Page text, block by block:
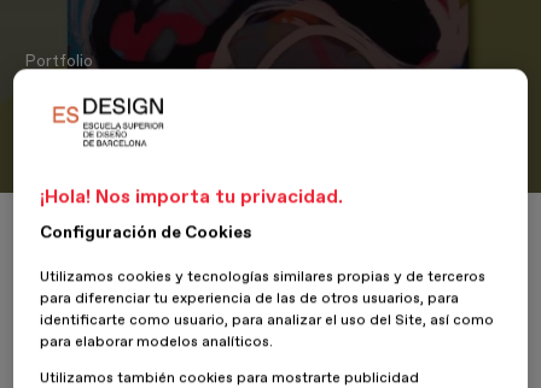
Portfolio
ARTURO ¡El arte ha muerto, viva
el arte!
Inicio ESDESIGNERS ARTURO ¡El arte ha muerto, viva el arte!
14 Marzo 2018Laura Bustamante
¡Hola! Nos importa tu privacidad.
Configuración de Cookies
Utilizamos cookies y tecnologías similares propias y de terceros
para diferenciar tu experiencia de las de otros usuarios, para
identificarte como usuario, para analizar el uso del Site, así como
para elaborar modelos analíticos.
Utilizamos también cookies para mostrarte publicidad